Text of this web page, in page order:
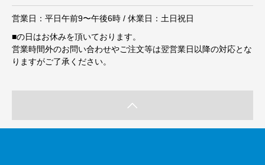
営業日：平日午前9〜午後6時 / 休業日：土日祝日
■の日はお休みを頂いております。
営業時間外のお問い合わせやご注文等は翌営業日以降の対応とな
りますがご了承ください。